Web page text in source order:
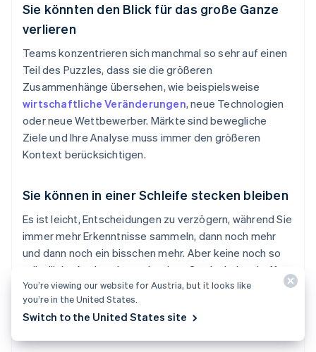
Sie könnten den Blick für das große Ganze
verlieren
Teams konzentrieren sich manchmal so sehr auf einen
Teil des Puzzles, dass sie die größeren
Zusammenhänge übersehen, wie beispielsweise
wirtschaftliche Veränderungen, neue Technologien
oder neue Wettbewerber. Märkte sind bewegliche
Ziele und Ihre Analyse muss immer den größeren
Kontext berücksichtigen.
Sie können in einer Schleife stecken bleiben
Es ist leicht, Entscheidungen zu verzögern, während Sie
immer mehr Erkenntnisse sammeln, dann noch mehr
und dann noch ein bisschen mehr. Aber keine noch so
gründliche Analyse kann absolute Gewissheit schaffen.
Irgendwann müssen Sie handeln – und sich vornehmen,
weiter zu lernen.
You’re viewing our website for Austria, but it looks like
you’re in the United States.
Switch to the United States site